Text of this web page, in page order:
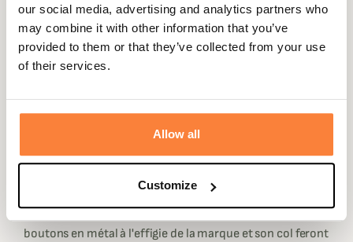
our social media, advertising and analytics partners who
may combine it with other information that you’ve
provided to them or that they’ve collected from your use
of their services.
Allow all
Customize
Blackthorn aux superbes finitions pour femme.
Le manteau Blackthorn séduira les femmes élégantes à la
recherche d'un manteau en tweed féminin et unique.
Fabriqué dans un très beau tweed 100% pure laine de
classe en toutes situations. Pour une étanchéité
renforcée, Dubarry a opté pour un traitement Teflon du
Très bien coupé avec des fentes sur les côtés, ce manteau
en tweed Dubarry s'ajustera au mieux à votre silhouette
boutons en métal à l'effigie de la marque et son col feront